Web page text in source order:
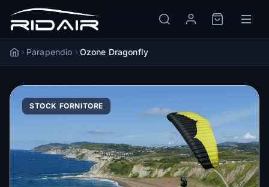
AccueilParapendio Ozone Dragonfly
STOCK FORNITORE